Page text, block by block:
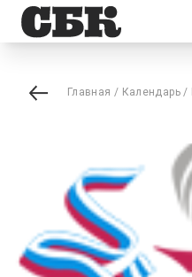
Главная / Календарь/